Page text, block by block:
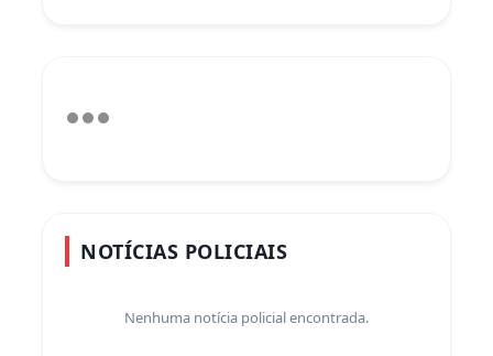
NOTÍCIAS POLICIAIS
Nenhuma notícia policial encontrada.